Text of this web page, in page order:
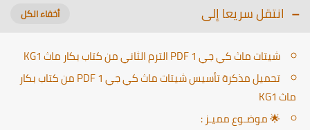
انتقل سريعا إلى
شيتات ماث كي جي 1 PDF الترم الثاني من كتاب بكار ماث KG1
تحميل مذكرة تأسيس شيتات ماث كي جي 1 PDF من كتاب بكار
ماث KG1
🌟 موضـوع مميـز :